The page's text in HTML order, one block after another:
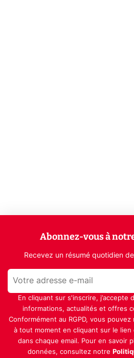
Abonnez-vous à
Recevez un résumé quotidien
En cliquant sur s'inscrire, j’accepte
informations, actualités et offres
Conformément au RGPD, vous
à tout moment en cliquant sur le
dans chaque email. Pour en savoir
données, consultez notre